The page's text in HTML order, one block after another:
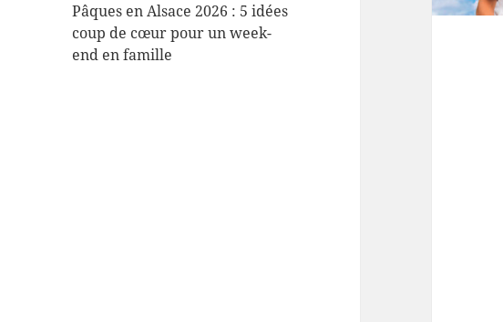
Pâques en Alsace 2026 : 5 idées
coup de cœur pour un week-
end en famille